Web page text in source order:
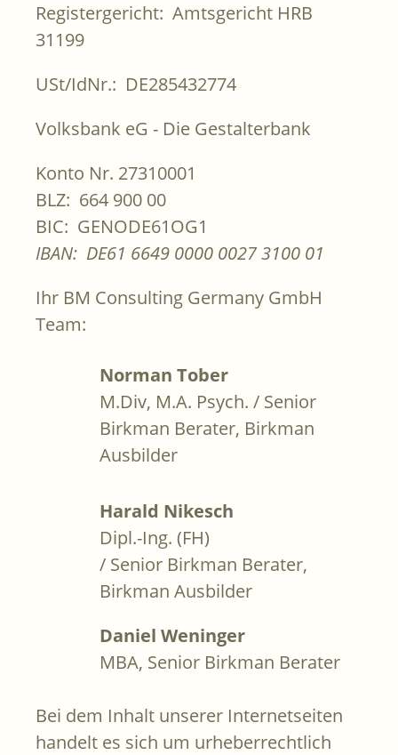
Registergericht: Amtsgericht HRB
31199
USt/IdNr.: DE285432774
Volksbank eG - Die Gestalterbank
Konto Nr. 27310001
BLZ: 664 900 00
BIC: GENODE61OG1
IBAN: DE61 6649 0000 0027 3100 01
Ihr BM Consulting Germany GmbH
Team:
Norman Tober
M.Div, M.A. Psych. / Senior
Birkman Berater, Birkman
Ausbilder
Harald Nikesch
Dipl.-Ing. (FH)
/ Senior Birkman Berater,
Birkman Ausbilder
Daniel Weninger
MBA, Senior Birkman Berater
Bei dem Inhalt unserer Internetseiten
handelt es sich um urheberrechtlich